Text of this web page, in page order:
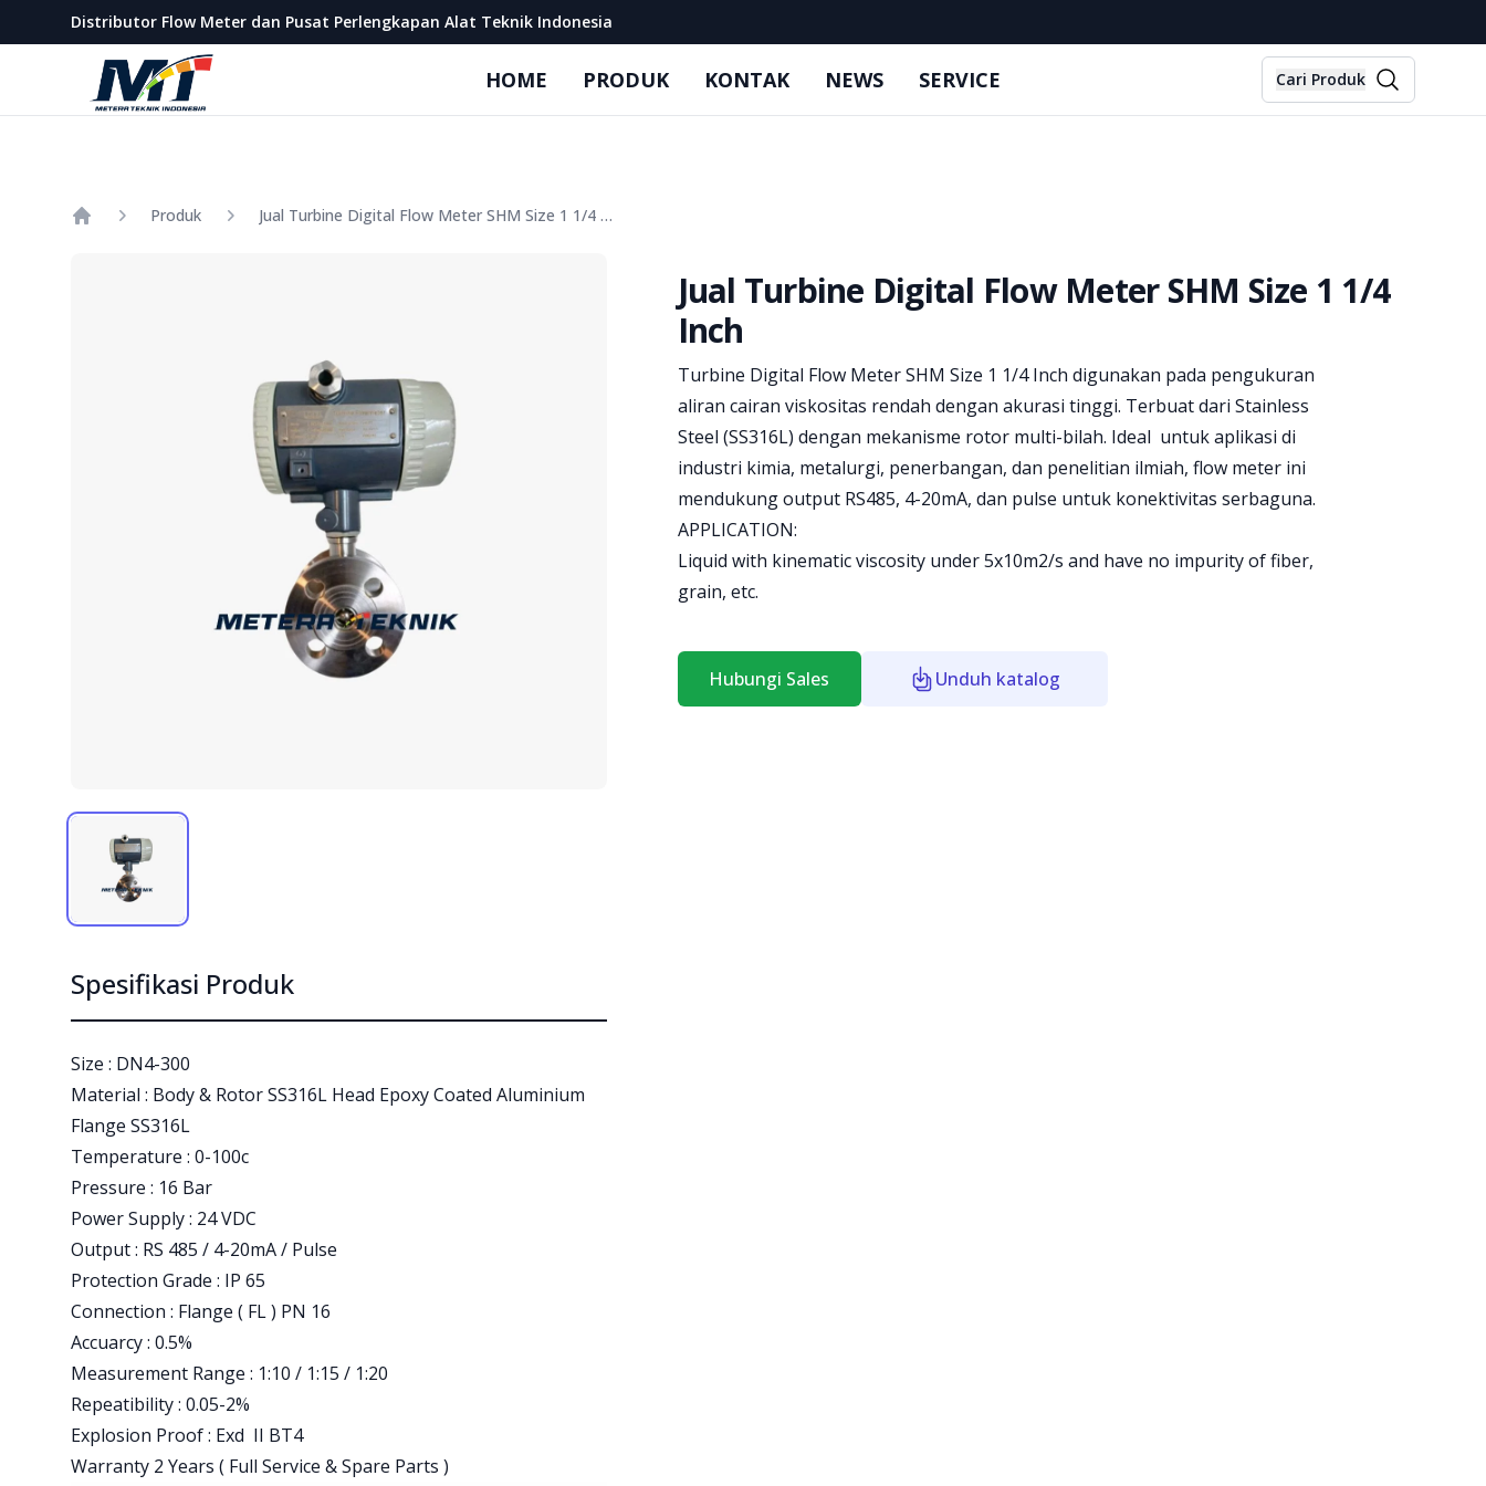
Distributor Flow Meter dan Pusat Perlengkapan Alat Teknik Indonesia
Metera Teknik Indonesia
HOME PRODUK KONTAK NEWS SERVICE Cari Produk
Produk Jual Turbine Digital Flow Meter SHM Size 1 1/4 Inch
Jual Turbine Digital Flow Meter SHM Size 1 1/4
Inch
Product information
Turbine Digital Flow Meter SHM Size 1 1/4 Inch digunakan pada pengukuran
aliran cairan viskositas rendah dengan akurasi tinggi. Terbuat dari Stainless
Steel (SS316L) dengan mekanisme rotor multi-bilah. Ideal untuk aplikasi di
industri kimia, metalurgi, penerbangan, dan penelitian ilmiah, flow meter ini
mendukung output RS485, 4-20mA, dan pulse untuk konektivitas serbaguna.
APPLICATION:
Liquid with kinematic viscosity under 5x10m2/s and have no impurity of fiber,
grain, etc.
Hubungi Sales Unduh katalog
Spesifikasi Produk
Size : DN4-300
Material : Body & Rotor SS316L Head Epoxy Coated Aluminium
Flange SS316L
Temperature : 0-100c
Pressure : 16 Bar
Power Supply : 24 VDC
Output : RS 485 / 4-20mA / Pulse
Protection Grade : IP 65
Connection : Flange ( FL ) PN 16
Accuarcy : 0.5%
Measurement Range : 1:10 / 1:15 / 1:20
Repeatibility : 0.05-2%
Explosion Proof : Exd II BT4
Warranty 2 Years ( Full Service & Spare Parts )